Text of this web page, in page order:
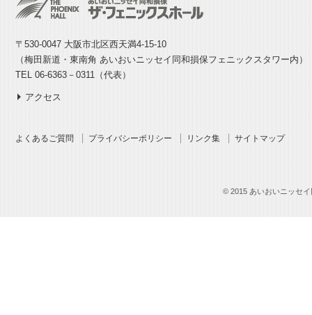
〒530-0047 大阪市北区西天満4-15-10
（梅田新道・東南角 あいおいニッセイ同和損保フェニックスタワー内）
TEL 06-6363－0311（代表）
アクセス
よくあるご質問 プライバシーポリシー リンク集 サイトマップ
© 2015 あいおいニッセ